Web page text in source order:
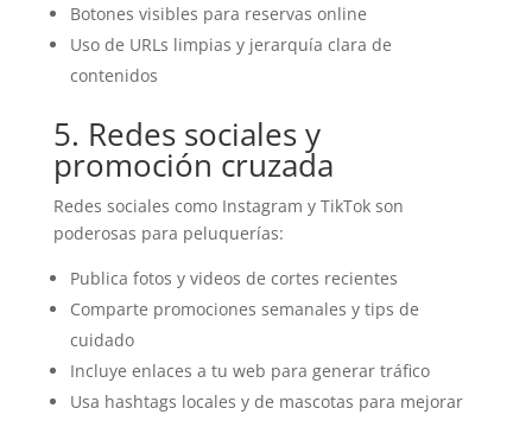
Botones visibles para reservas online
Uso de URLs limpias y jerarquía clara de
contenidos
5. Redes sociales y
promoción cruzada
Redes sociales como Instagram y TikTok son
poderosas para peluquerías:
Publica fotos y videos de cortes recientes
Comparte promociones semanales y tips de
cuidado
Incluye enlaces a tu web para generar tráfico
Usa hashtags locales y de mascotas para mejorar